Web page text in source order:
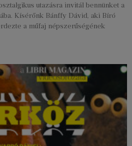
utazásra invitál bennünket a
Kísérőnk Bánffy Dávid, aki Bíró
a műfaj népszerűségének